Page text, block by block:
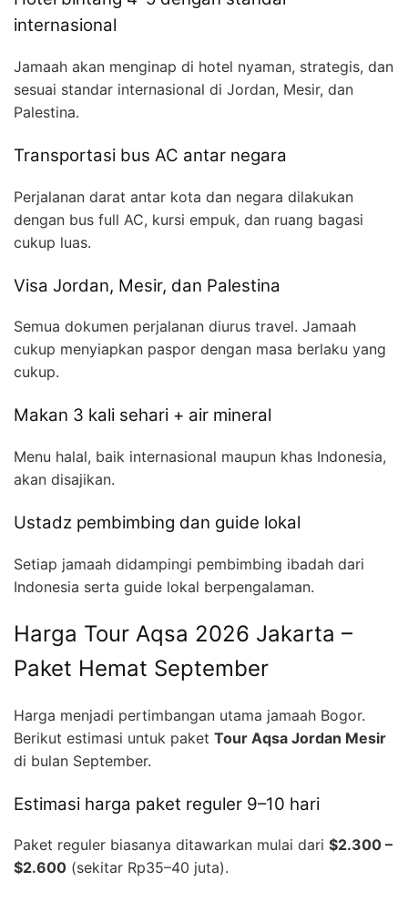
internasional
Jamaah akan menginap di hotel nyaman, strategis, dan
sesuai standar internasional di Jordan, Mesir, dan
Palestina.
Transportasi bus AC antar negara
Perjalanan darat antar kota dan negara dilakukan
dengan bus full AC, kursi empuk, dan ruang bagasi
cukup luas.
Visa Jordan, Mesir, dan Palestina
Semua dokumen perjalanan diurus travel. Jamaah
cukup menyiapkan paspor dengan masa berlaku yang
cukup.
Makan 3 kali sehari + air mineral
Menu halal, baik internasional maupun khas Indonesia,
akan disajikan.
Ustadz pembimbing dan guide lokal
Setiap jamaah didampingi pembimbing ibadah dari
Indonesia serta guide lokal berpengalaman.
Harga Tour Aqsa 2026 Jakarta –
Paket Hemat September
Harga menjadi pertimbangan utama jamaah Bogor.
Berikut estimasi untuk paket Tour Aqsa Jordan Mesir
di bulan September.
Estimasi harga paket reguler 9–10 hari
Paket reguler biasanya ditawarkan mulai dari $2.300 –
$2.600 (sekitar Rp35–40 juta).